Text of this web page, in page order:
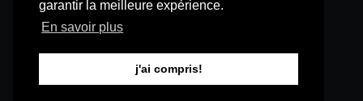
garantir la meilleure expérience.
En savoir plus
j'ai compris!